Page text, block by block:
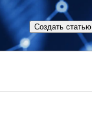
Создать статью